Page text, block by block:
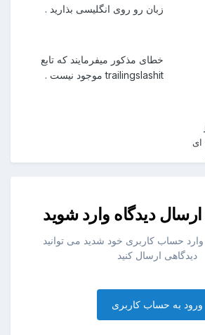
ای
زبان رو روی انگلیسی بذارید .
خطای مذکور میفرمایند که تابع
trailingslashit موجود نیست .
دیدگاه وارد شوید
وارد حساب کاربری خود شدید می توانید
دیدگاهی ارسال کنید
ورود به حساب کاربری